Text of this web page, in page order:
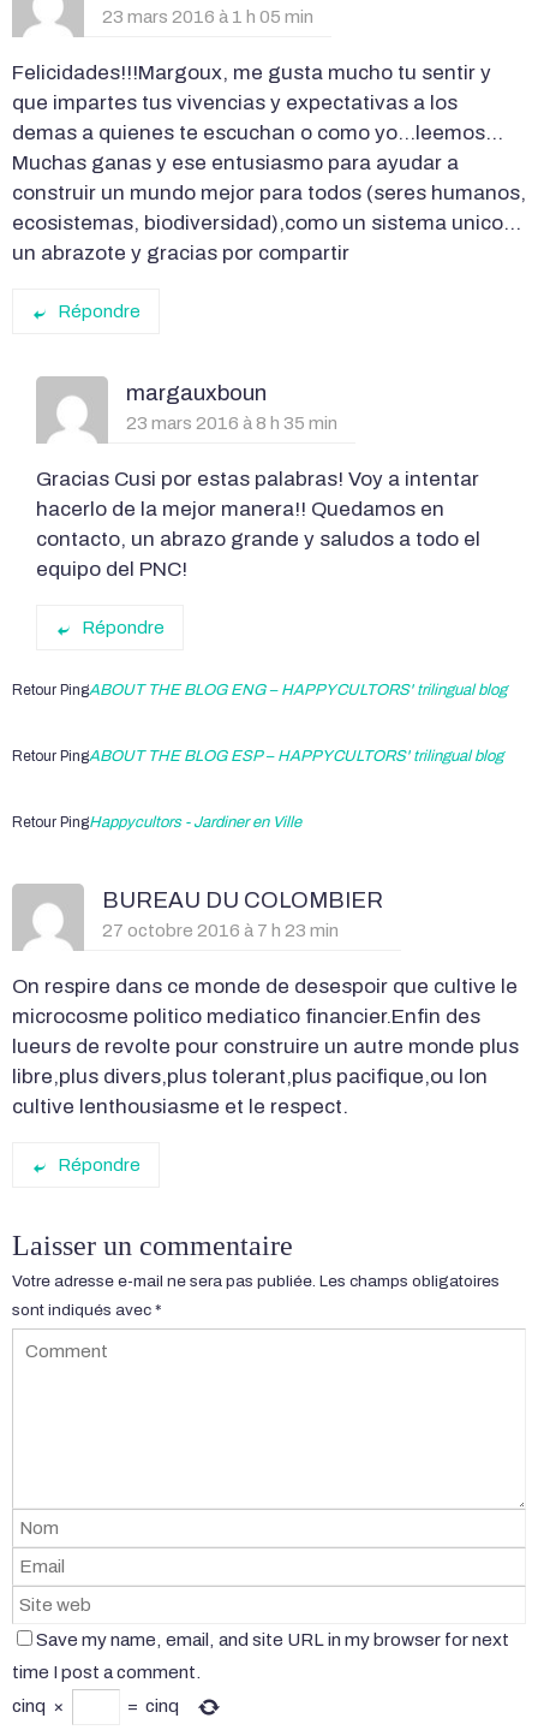
23 mars 2016 à 1 h 05 min
Felicidades!!!Margoux, me gusta mucho tu sentir y
que impartes tus vivencias y expectativas a los
demas a quienes te escuchan o como yo…leemos…
Muchas ganas y ese entusiasmo para ayudar a
construir un mundo mejor para todos (seres humanos,
ecosistemas, biodiversidad),como un sistema unico…
un abrazote y gracias por compartir
Répondre
margauxboun
23 mars 2016 à 8 h 35 min
Gracias Cusi por estas palabras! Voy a intentar
hacerlo de la mejor manera!! Quedamos en
contacto, un abrazo grande y saludos a todo el
equipo del PNC!
Répondre
Retour PingABOUT THE BLOG ENG – HAPPYCULTORS' trilingual blog
Retour PingABOUT THE BLOG ESP – HAPPYCULTORS' trilingual blog
Retour PingHappycultors - Jardiner en Ville
BUREAU DU COLOMBIER
27 octobre 2016 à 7 h 23 min
On respire dans ce monde de desespoir que cultive le
microcosme politico mediatico financier.Enfin des
lueurs de revolte pour construire un autre monde plus
libre,plus divers,plus tolerant,plus pacifique,ou lon
cultive lenthousiasme et le respect.
Répondre
Laisser un commentaire
Votre adresse e-mail ne sera pas publiée. Les champs obligatoires
sont indiqués avec *
Save my name, email, and site URL in my browser for next
time I post a comment.
cinq × = cinq